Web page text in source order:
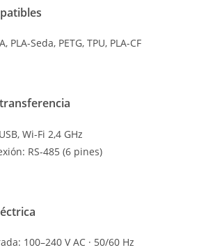
PLA-Seda, PETG, TPU, PLA-CF
Wi-Fi 2,4 GHz
RS-485 (6 pines)
100–240 V AC · 50/60 Hz